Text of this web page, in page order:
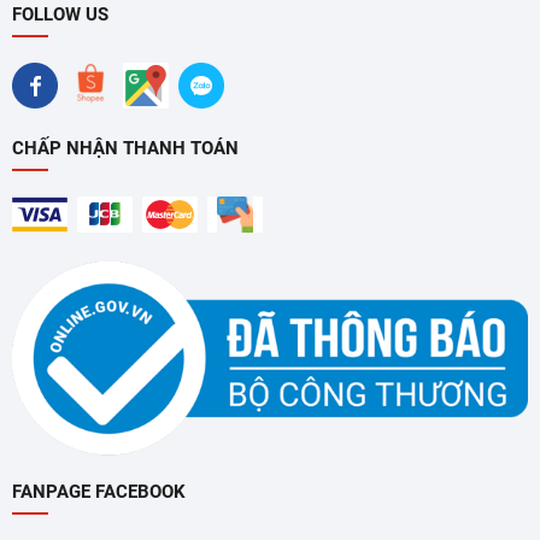
thước màn hình phổ thông, từ các dòng tivi cỡ vừa đến các
dòng tivi lớn. Sự đa năng này giúp người dùng dễ dàng nâng
cấp tivi sau này mà không cần phải thay đổi khung treo.
Chuẩn VESA Phổ Biến
Sản phẩm hỗ trợ cácchuẩn VESA
thích với chuẩn VESA rộng giúp khung treo có thể lắp đặt với
hầu hết các thương hiệu và model tivi hiện có trên thị trường
một cách nhanh chóng và chính xác.
Khả Năng Chịu Tải Lớn – An Toàn Tuyệt Đối
lớn, đảm bảo độ an toàn vượt trội ngay cả khi lắp đặt các
FOLLOW US
CHẤP NHẬN THANH TOÁN
FANPAGE FACEBOOK